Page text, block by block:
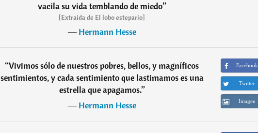
vacila su vida temblando de miedo”
[Extraida de El lobo estepario]
―Hermann Hesse
“Vivimos sólo de nuestros pobres, bellos, y magníficos
sentimientos, y cada sentimiento que lastimamos es una
estrella que apagamos.”
―Hermann Hesse
Facebook
Twitter
Imagen